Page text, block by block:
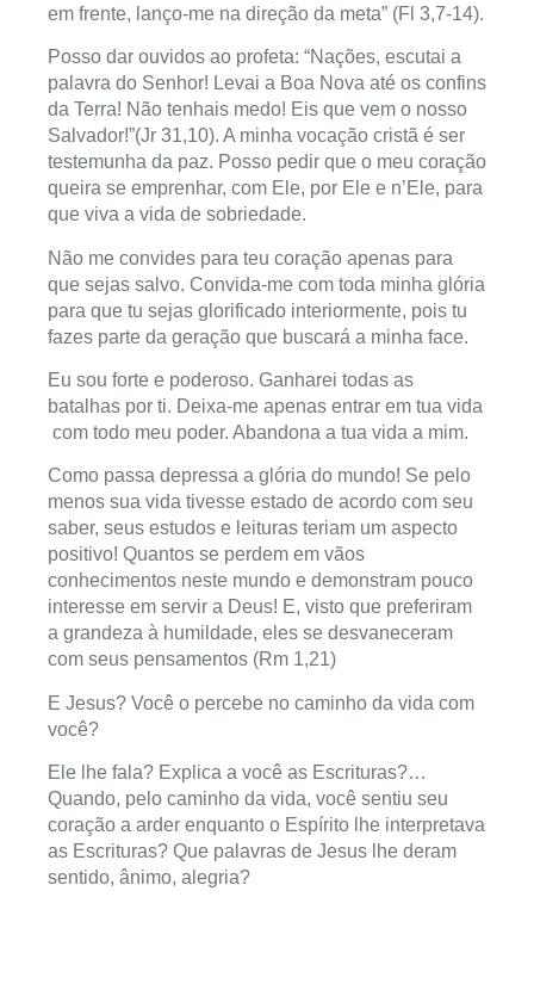
em frente, lanço-me na direção da meta” (Fl 3,7-14).
Posso dar ouvidos ao profeta: “Nações, escutai a
palavra do Senhor! Levai a Boa Nova até os confins
da Terra! Não tenhais medo! Eis que vem o nosso
Salvador!”(Jr 31,10). A minha vocação cristã é ser
testemunha da paz. Posso pedir que o meu coração
queira se emprenhar, com Ele, por Ele e n’Ele, para
que viva a vida de sobriedade.
Não me convides para teu coração apenas para
que sejas salvo. Convida-me com toda minha glória
para que tu sejas glorificado interiormente, pois tu
fazes parte da geração que buscará a minha face.
Eu sou forte e poderoso. Ganharei todas as
batalhas por ti. Deixa-me apenas entrar em tua vida
com todo meu poder. Abandona a tua vida a mim.
Como passa depressa a glória do mundo! Se pelo
menos sua vida tivesse estado de acordo com seu
saber, seus estudos e leituras teriam um aspecto
positivo! Quantos se perdem em vãos
conhecimentos neste mundo e demonstram pouco
interesse em servir a Deus! E, visto que preferiram
a grandeza à humildade, eles se desvaneceram
com seus pensamentos (Rm 1,21)
E Jesus? Você o percebe no caminho da vida com
você?
Ele lhe fala? Explica a você as Escrituras?…
Quando, pelo caminho da vida, você sentiu seu
coração a arder enquanto o Espírito lhe interpretava
as Escrituras? Que palavras de Jesus lhe deram
sentido, ânimo, alegria?